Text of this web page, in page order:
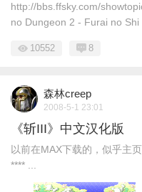
http://bbs.ffsky.com/
no Dungeon 2 - Furai no Shi
10552 8
森林creep
2008-5-1 23:01
《斩III》中文汉化版
以前在MAX下载的，似乎主
**** ...